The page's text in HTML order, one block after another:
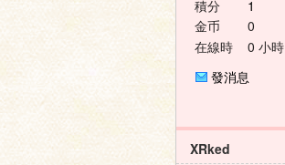
積分
1
金币
0
在線時
0 小時
發消息
XRked